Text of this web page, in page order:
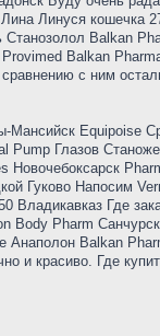
Линуся кошечка
Balkan
Balkan
с ним
Мансийск Equipoise
Pump Глазов
Новочебоксарск
Гуково Напосим
Владикавказ Где
Body Pharm
Анаполон Balkan
и красиво. Где